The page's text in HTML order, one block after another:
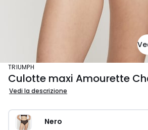
TRIUMPH
Culotte maxi Amourette
Vedi la descrizione
Nero